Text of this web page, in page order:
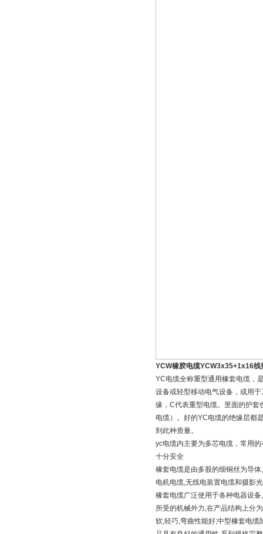
YCW橡胶电缆YCW3x35+1x16线
YC电缆全称重型通用橡套电缆，
设备或轻型移动电气设备，或用
缘，C代表重型电缆。里面的护套
电缆）。好的YC电缆的绝缘层都
到此种质量。
yc电缆内主要为多芯电缆，常用
十分安全
橡套电缆是由多股的细铜丝为导
电机电缆,无线电装置电缆和摄影
橡套电缆广泛使用于各种电器设
所受的机械外力,在产品结构上分
软,轻巧,弯曲性能好;中型橡套电